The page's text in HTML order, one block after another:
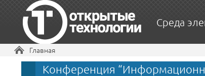
Среда
Вы здесь
Главная
Конференция